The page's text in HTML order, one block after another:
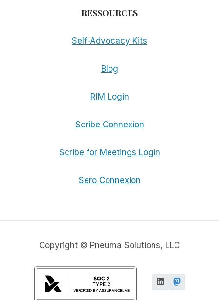
RESSOURCES
Self-Advocacy Kits
Blog
RIM Login
Scribe Connexion
Scribe for Meetings Login
Sero Connexion
Copyright © Pneuma Solutions, LLC